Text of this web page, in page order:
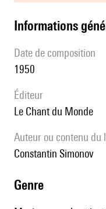
informations
date de composition
1950
éditeur
Le Chant du Monde
Auteur ou contenu du
Constantin Simonov
genre